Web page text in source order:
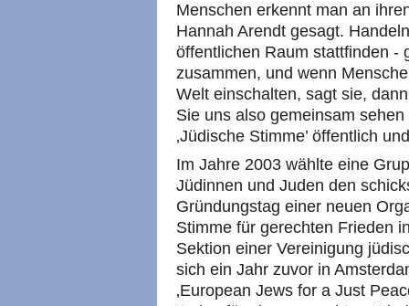
Menschen erkennt man an
Hannah Arendt gesagt.
öffentlichen Raum stattfinden -
zusammen, und wenn
Welt einschalten, sagt sie,
Sie uns also gemeinsam
‚Jüdische Stimme’ öffentlich
Im Jahre 2003 wählte eine
Jüdinnen und Juden den
Gründungstag einer neuen
Stimme für gerechten Frieden
Sektion einer Vereinigung
sich ein Jahr zuvor in
‚European Jews for a Just